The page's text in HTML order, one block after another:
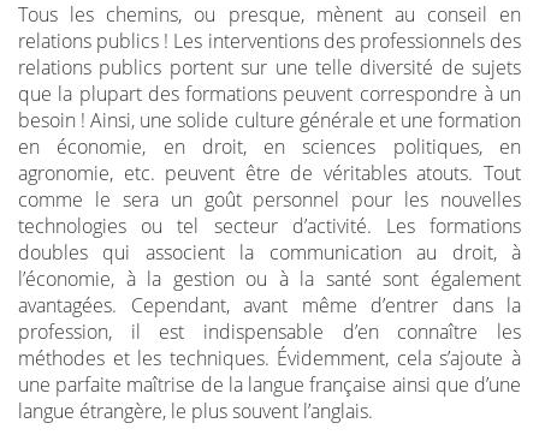
Tous les chemins, ou presque, mènent au conseil en
relations publics ! Les interventions des professionnels des
relations publics portent sur une telle diversité de sujets
que la plupart des formations peuvent correspondre à un
besoin ! Ainsi, une solide culture générale et une formation
en économie, en droit, en sciences politiques, en
agronomie, etc. peuvent être de véritables atouts. Tout
comme le sera un goût personnel pour les nouvelles
technologies ou tel secteur d’activité. Les formations
doubles qui associent la communication au droit, à
l’économie, à la gestion ou à la santé sont également
avantagées. Cependant, avant même d’entrer dans la
profession, il est indispensable d’en connaître les
méthodes et les techniques. Évidemment, cela s’ajoute à
une parfaite maîtrise de la langue française ainsi que d’une
langue étrangère, le plus souvent l’anglais.